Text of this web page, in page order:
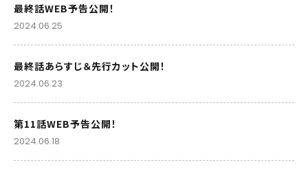
最終話WEB予告公開！
2024.06.25
最終話あらすじ＆先行カット公開！
2024.06.23
第11話WEB予告公開！
2024.06.18